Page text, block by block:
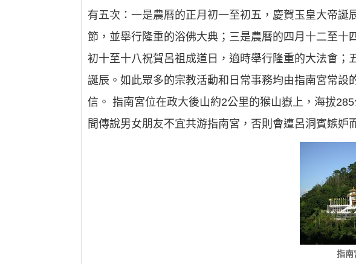
有五次：一是農曆的正月初一至初五，慶賀玉皇大帝
節，並舉行隆重的浴佛大典；三是農曆的四月十二至
初十至十八祝賀呂祖成道日，適時舉行隆重的大法會
誕辰。如此眾多的宗教活動和日常事務均由指南宮常
信。 指南宮位在政大後山約2公里的猴山嶽上，海拔
間傳說男女朋友不宜共游指南宮，否則會遭呂洞賓嫉妒
指南